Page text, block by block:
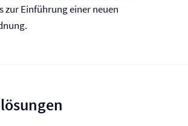
zur Einführung einer neuen